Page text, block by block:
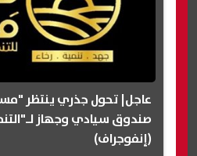
عاجل| تحول جذري ينتظر
صندوق سيادي وجهاز
(إنفوجراف)